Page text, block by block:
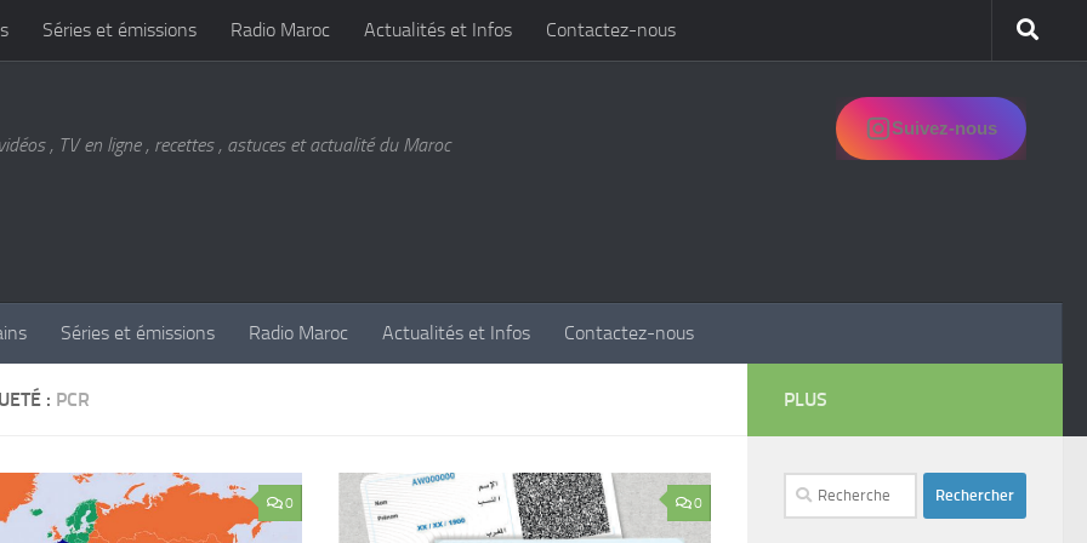
Séries et émissions Radio Maroc Actualités et Infos Contactez-nous
, TV en ligne , recettes , astuces et actualité du Maroc
Suivez-nous
Séries et émissions Radio Maroc Actualités et Infos Contactez-nous
: PCR
0 0
PLUS
Rechercher :